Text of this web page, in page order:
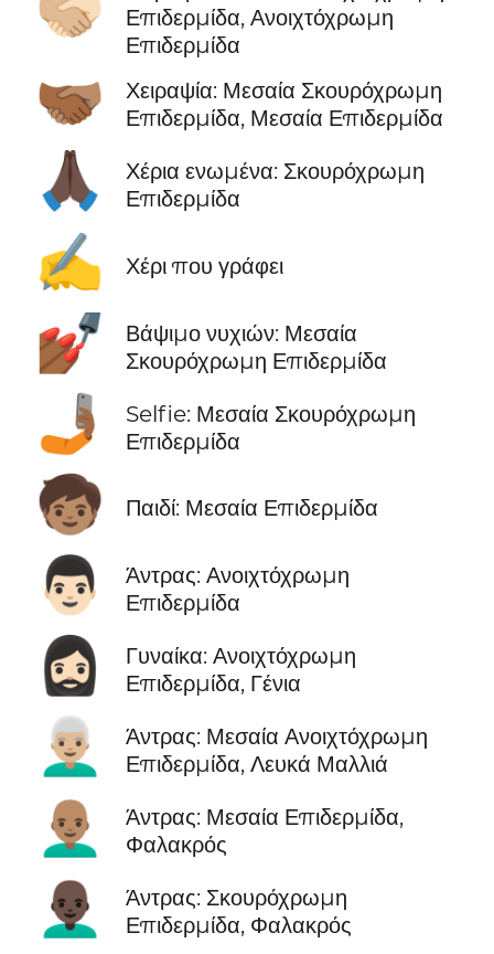
🫱🏼‍🫲🏻
Επιδερμίδα, Ανοιχτόχρωμη
Επιδερμίδα
🫱🏾‍🫲🏽
Χειραψία: Μεσαία Σκουρόχρωμη
Επιδερμίδα, Μεσαία Επιδερμίδα
🙏🏿
Χέρια ενωμένα: Σκουρόχρωμη
Επιδερμίδα
✍️ Χέρι που γράφει
💅🏾
Βάψιμο νυχιών: Μεσαία
Σκουρόχρωμη Επιδερμίδα
🤳🏾
Selfie: Μεσαία Σκουρόχρωμη
Επιδερμίδα
🧒🏽 Παιδί: Μεσαία Επιδερμίδα
👨🏻
Άντρας: Ανοιχτόχρωμη
Επιδερμίδα
🧔🏻‍♀️
Γυναίκα: Ανοιχτόχρωμη
Επιδερμίδα, Γένια
👨🏼‍🦳
Άντρας: Μεσαία Ανοιχτόχρωμη
Επιδερμίδα, Λευκά Μαλλιά
👨🏽‍🦲
Άντρας: Μεσαία Επιδερμίδα,
Φαλακρός
👨🏿‍🦲
Άντρας: Σκουρόχρωμη
Επιδερμίδα, Φαλακρός